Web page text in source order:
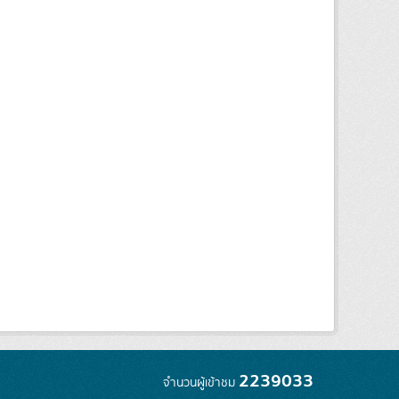
จำนวนผู้เข้าชม 2239033